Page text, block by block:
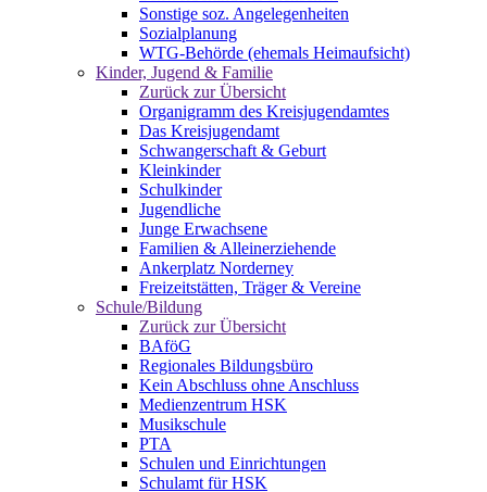
Sonstige soz. Angelegenheiten
Sozialplanung
WTG-Behörde (ehemals Heimaufsicht)
Kinder, Jugend & Familie
Zurück zur Übersicht
Organigramm des Kreisjugendamtes
Das Kreisjugendamt
Schwangerschaft & Geburt
Kleinkinder
Schulkinder
Jugendliche
Junge Erwachsene
Familien & Alleinerziehende
Ankerplatz Norderney
Freizeitstätten, Träger & Vereine
Schule/Bildung
Zurück zur Übersicht
BAföG
Regionales Bildungsbüro
Kein Abschluss ohne Anschluss
Medienzentrum HSK
Musikschule
PTA
Schulen und Einrichtungen
Schulamt für HSK